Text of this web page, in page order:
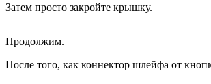
Затем просто закройте крышку.
Продолжим.
После того, как коннектор шлейфа от